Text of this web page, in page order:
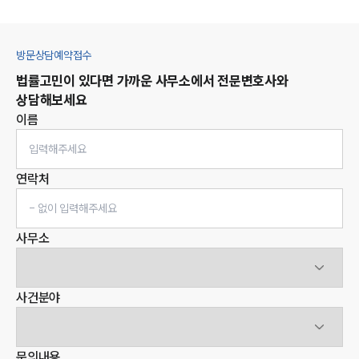
방문상담예약접수
법률고민이 있다면 가까운 사무소에서 전문변호사와
상담해보세요
이름
연락처
사무소
사건분야